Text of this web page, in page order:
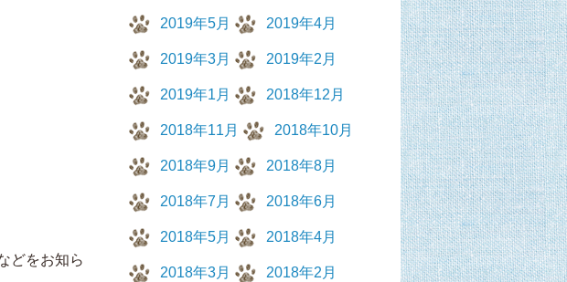
どをお知ら
2019年5月 2019年4月
2019年3月 2019年2月
2019年1月 2018年12月
2018年11月 2018年10月
2018年9月 2018年8月
2018年7月 2018年6月
2018年5月 2018年4月
2018年3月 2018年2月